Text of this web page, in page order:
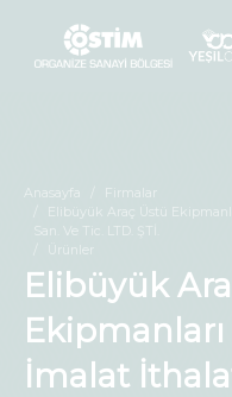
Anasayfa
Firmalar
Elibüyük Araç Üstü
San. Ve Tic. LTD. ŞTİ.
Ürünler
Elibüyük
İmalat